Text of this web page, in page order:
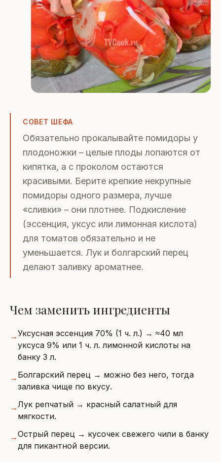
СОВЕТ ШЕФА
Обязательно прокалывайте помидоры у
плодоножки – целые плоды лопаются от
кипятка, а с проколом остаются
красивыми. Берите крепкие некрупные
помидоры одного размера, лучше
«сливки» – они плотнее. Подкисление
(эссенция, уксус или лимонная кислота)
для томатов обязательно и не
уменьшается. Лук и болгарский перец
делают заливку ароматнее.
Чем заменить ингредиенты
→Уксусная эссенция 70% (1 ч. л.) → ≈40 мл
уксуса 9% или 1 ч. л. лимонной кислоты на
банку 3 л.
→ Болгарский перец → можно без него, тогда
заливка чище по вкусу.
→Лук репчатый → красный салатный для
мягкости.
→Острый перец → кусочек свежего чили в банку
для пикантной версии.